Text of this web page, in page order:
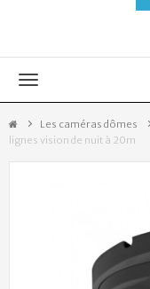
Navigation
Les caméras dômes
lignes vision de nuit à 20m